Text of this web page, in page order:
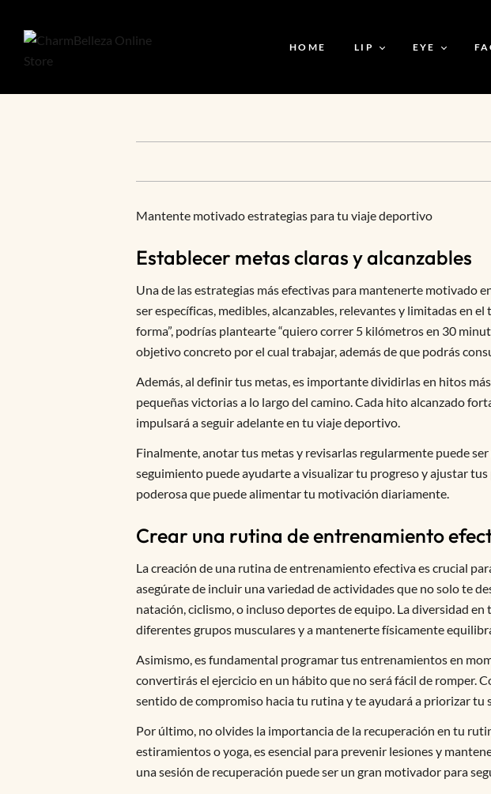
HOME LIP
CBC Charming Nude
EYE
CBC Liquid
Mantente motivado estrategias para tu viaje deportivo
Establecer metas claras y alcanzables
Una de las estrategias más efectivas para mantenerte motivado
ser específicas, medibles, alcanzables, relevantes y limitadas en
forma”, podrías plantearte “quiero correr 5 kilómetros en 30
objetivo concreto por el cual trabajar, además de que podrás
Además, al definir tus metas, es importante dividirlas en hitos
pequeñas victorias a lo largo del camino. Cada hito alcanzado
impulsará a seguir adelante en tu viaje deportivo.
Finalmente, anotar tus metas y revisarlas regularmente puede
seguimiento puede ayudarte a visualizar tu progreso y ajustar
poderosa que puede alimentar tu motivación diariamente.
Crear una rutina de entrenamiento
La creación de una rutina de entrenamiento efectiva es crucial
asegúrate de incluir una variedad de actividades que no solo te
natación, ciclismo, o incluso deportes de equipo. La diversidad
diferentes grupos musculares y a mantenerte físicamente
Asimismo, es fundamental programar tus entrenamientos en
convertirás el ejercicio en un hábito que no será fácil de romper.
sentido de compromiso hacia tu rutina y te ayudará a priorizar tu
Por último, no olvides la importancia de la recuperación en tu
estiramientos o yoga, es esencial para prevenir lesiones y
una sesión de recuperación puede ser un gran motivador para